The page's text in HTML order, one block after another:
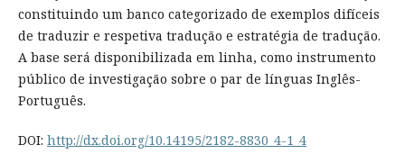
constituindo um banco categorizado de exemplos difíceis
de traduzir e respetiva tradução e estratégia de tradução.
A base será disponibilizada em linha, como instrumento
público de investigação sobre o par de línguas Inglês-
Português.
DOI: http://dx.doi.org/10.14195/2182-8830_4-1_4